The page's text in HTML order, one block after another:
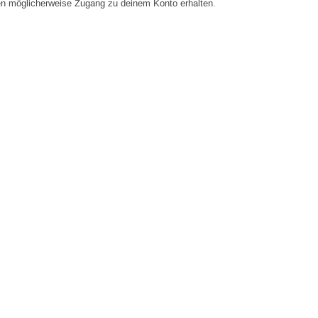
möglicherweise Zugang zu deinem Konto erhalten.